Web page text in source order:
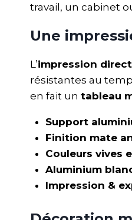
travail, un cabinet
Une
L’impression
résistantes au
en fait un tableau
Support
Finition mate
Couleurs vives
Aluminium
Impression &